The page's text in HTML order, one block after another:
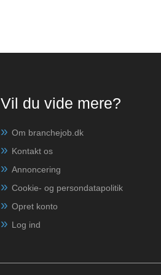
Vil du vide mere?
Om branchejob.dk
Kontakt os
Annoncering
Cookie- og persondatapolitik
Opret konto
Log ind